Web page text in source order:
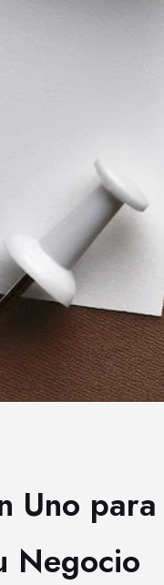
Uno para
Negocio